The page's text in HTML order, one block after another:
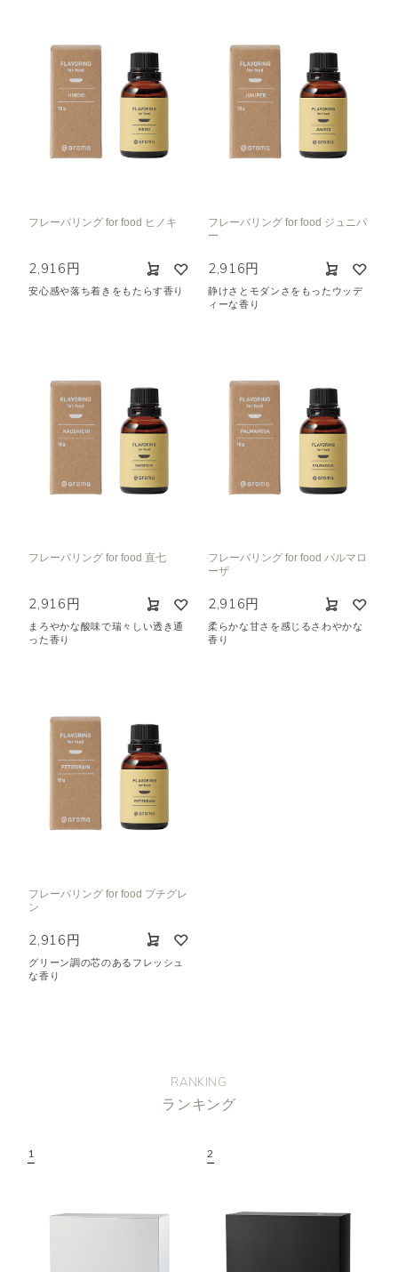
フレーバリング for food ヒノキ
2,916円
安心感や落ち着きをもたらす香り
フレーバリング for food ジュニパ
ー
2,916円
静けさとモダンさをもったウッデ
ィーな香り
フレーバリング for food 直七
2,916円
まろやかな酸味で瑞々しい透き通
った香り
フレーバリング for food パルマロ
ーザ
2,916円
柔らかな甘さを感じるさわやかな
香り
フレーバリング for food プチグレ
ン
2,916円
グリーン調の芯のあるフレッシュ
な香り
RANKING
ランキング